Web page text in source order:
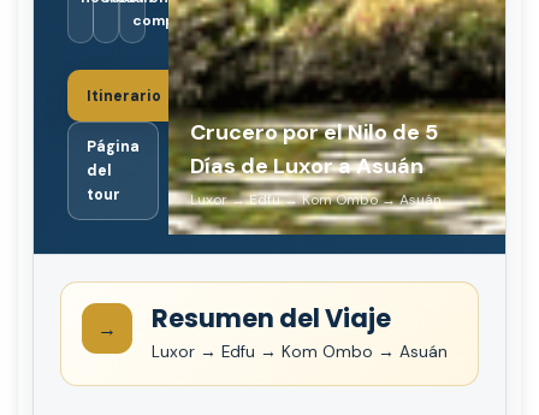
completa
Itinerario
Página
del
tour
Crucero por el Nilo de 5
Días de Luxor a Asuán
Luxor → Edfu → Kom Ombo → Asuán
→ Resumen del Viaje
Luxor → Edfu → Kom Ombo → Asuán